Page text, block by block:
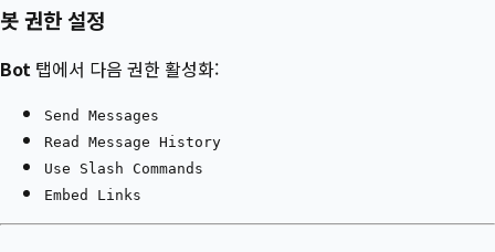
봇 권한 설정
Bot 탭에서 다음 권한 활성화:
Send Messages
Read Message History
Use Slash Commands
Embed Links